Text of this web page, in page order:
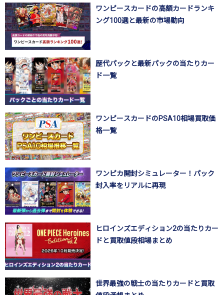
ワンピースカードの高額カードランキ
ング100選と最新の市場動向
歴代パックと最新パックの当たりカー
ド一覧
ワンピースカードのPSA10相場買取価
格一覧
ワンピカ開封シミュレーター！パック
封入率をリアルに再現
ヒロインズエディション2の当たりカー
ドと買取値段相場まとめ
世界最強の戦士の当たりカードと買取